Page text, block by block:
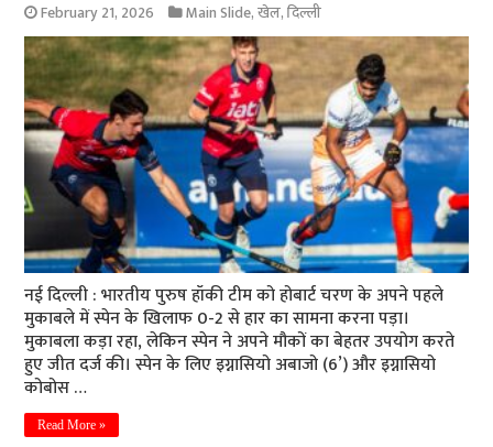
February 21, 2026 Main Slide,खेल,दिल्ली
नई दिल्ली : भारतीय पुरुष हॉकी टीम को होबार्ट चरण के अपने पहले
मुकाबले में स्पेन के खिलाफ 0-2 से हार का सामना करना पड़ा।
मुकाबला कड़ा रहा, लेकिन स्पेन ने अपने मौकों का बेहतर उपयोग करते
हुए जीत दर्ज की। स्पेन के लिए इग्नासियो अबाजो (6’) और इग्नासियो
कोबोस …
Read More »